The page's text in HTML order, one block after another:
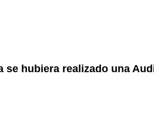
hubiera realizado una